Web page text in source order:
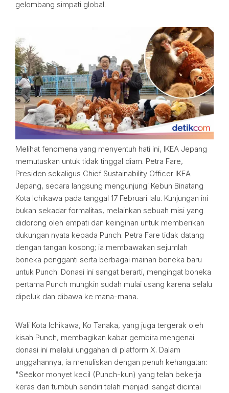
gelombang simpati global.
Melihat fenomena yang menyentuh hati ini, IKEA Jepang
memutuskan untuk tidak tinggal diam. Petra Fare,
Presiden sekaligus Chief Sustainability Officer IKEA
Jepang, secara langsung mengunjungi Kebun Binatang
Kota Ichikawa pada tanggal 17 Februari lalu. Kunjungan ini
bukan sekadar formalitas, melainkan sebuah misi yang
didorong oleh empati dan keinginan untuk memberikan
dukungan nyata kepada Punch. Petra Fare tidak datang
dengan tangan kosong; ia membawakan sejumlah
boneka pengganti serta berbagai mainan boneka baru
untuk Punch. Donasi ini sangat berarti, mengingat boneka
pertama Punch mungkin sudah mulai usang karena selalu
dipeluk dan dibawa ke mana-mana.
Wali Kota Ichikawa, Ko Tanaka, yang juga tergerak oleh
kisah Punch, membagikan kabar gembira mengenai
donasi ini melalui unggahan di platform X. Dalam
unggahannya, ia menuliskan dengan penuh kehangatan:
"Seekor monyet kecil (Punch-kun) yang telah bekerja
keras dan tumbuh sendiri telah menjadi sangat dicintai